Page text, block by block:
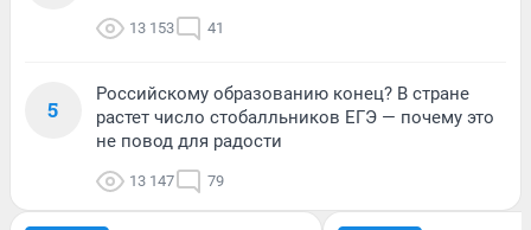
13 153 41
5
Российскому образованию конец? В стране
растет число стобалльников ЕГЭ — почему это
не повод для радости
13 147 79